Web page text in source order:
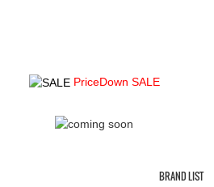
PriceDown SALE
BRAND LIST